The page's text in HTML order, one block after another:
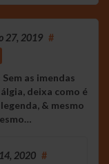
27, 2019 #
as imendas
deixa como é
& mesmo
2020 #